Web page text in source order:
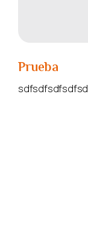
Prueba
sdfsdfsdfsdfsd